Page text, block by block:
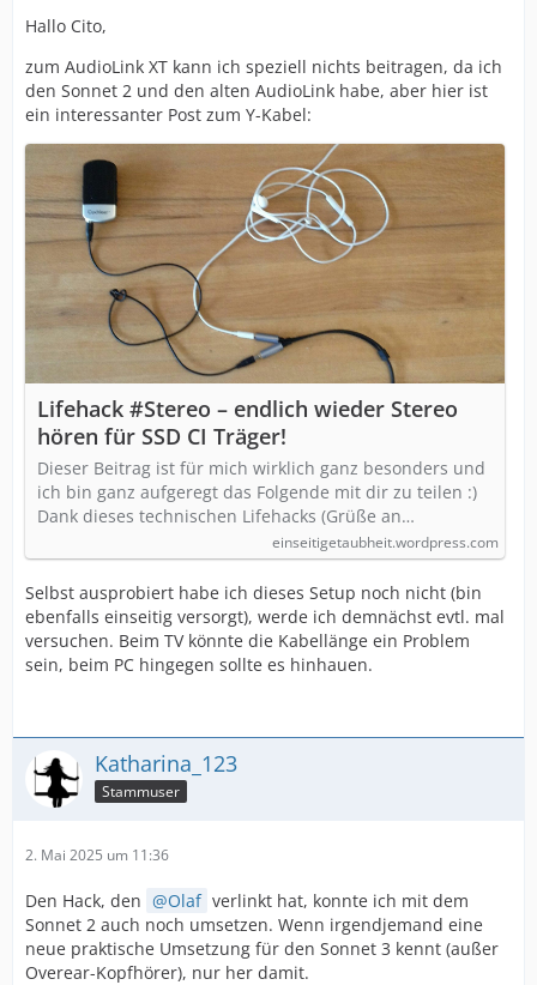
Hallo Cito,
zum AudioLink XT kann ich speziell nichts beitragen, da ich
den Sonnet 2 und den alten AudioLink habe, aber hier ist
ein interessanter Post zum Y-Kabel:
Lifehack #Stereo – endlich wieder Stereo
hören für SSD CI Träger!
Dieser Beitrag ist für mich wirklich ganz besonders und
ich bin ganz aufgeregt das Folgende mit dir zu teilen :)
Dank dieses technischen Lifehacks (Grüße an…
einseitigetaubheit.wordpress.com
Selbst ausprobiert habe ich dieses Setup noch nicht (bin
ebenfalls einseitig versorgt), werde ich demnächst evtl. mal
versuchen. Beim TV könnte die Kabellänge ein Problem
sein, beim PC hingegen sollte es hinhauen.
Katharina_123
Stammuser
2. Mai 2025 um 11:36
Den Hack, den Olaf verlinkt hat, konnte ich mit dem
Sonnet 2 auch noch umsetzen. Wenn irgendjemand eine
neue praktische Umsetzung für den Sonnet 3 kennt (außer
Overear-Kopfhörer), nur her damit.